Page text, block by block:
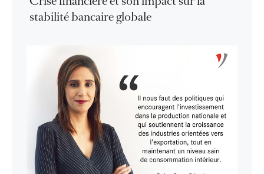
stabilité bancaire globale